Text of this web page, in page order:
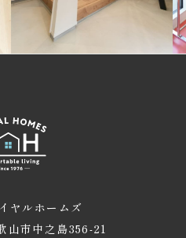
ヤルホームズ
山市中之島356-21